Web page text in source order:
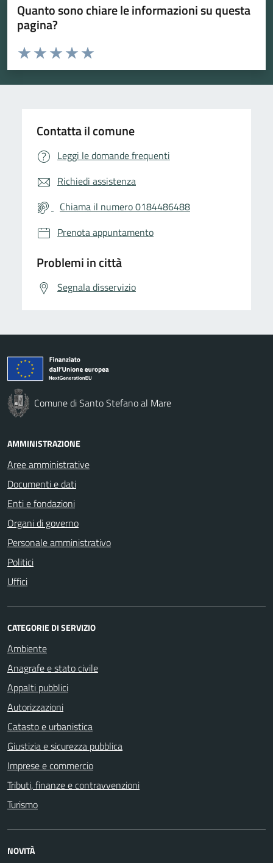
Quanto sono chiare le informazioni su questa
pagina?
Valuta da 1 a 5 stelle la pagina
Valuta 5 stelle su 5
Valuta 4 stelle su 5
Valuta 3 stelle su 5
Valuta 2 stelle su 5
Valuta 1 stelle su 5
Contatta il comune
Leggi le domande frequenti
Richiedi assistenza
Chiama il numero 0184486488
Prenota appuntamento
Problemi in città
Segnala disservizio
Comune di Santo Stefano al Mare
AMMINISTRAZIONE
Aree amministrative
Documenti e dati
Enti e fondazioni
Organi di governo
Personale amministrativo
Politici
Uffici
CATEGORIE DI SERVIZIO
Ambiente
Anagrafe e stato civile
Appalti pubblici
Autorizzazioni
Catasto e urbanistica
Giustizia e sicurezza pubblica
Imprese e commercio
Tributi, finanze e contravvenzioni
Turismo
NOVITÀ